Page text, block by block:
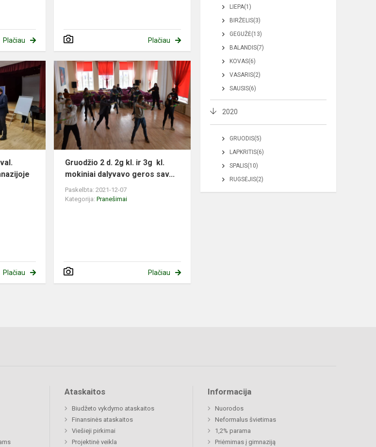
Plačiau Plačiau
Plačiau
Gruodžio 2 d. 2g kl. ir 3g kl.
mokiniai dalyvavo geros sav...
Paskelbta: 2021-12-07
Kategorija:Pranešimai
Plačiau
LIEPA(1)
BIRŽELIS(3)
GEGUŽĖ(13)
BALANDIS(7)
KOVAS(6)
VASARIS(2)
SAUSIS(6)
2020
GRUODIS(5)
LAPKRITIS(6)
SPALIS(10)
RUGSĖJIS(2)
Ataskaitos
Biudžeto vykdymo ataskaitos
Finansinės ataskaitos
Viešieji pirkimai
Projektinė veikla
Informacija
Nuorodos
Neformalus švietimas
1,2% parama
Priėmimas į gimnaziją